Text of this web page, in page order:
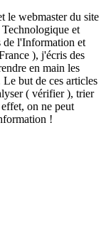
le webmaster du site
et
de l'Information et
), j'écris des
en main les
but de ces articles
( vérifier ), trier
on ne peut
!